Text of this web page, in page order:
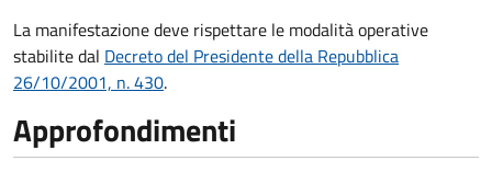
La manifestazione deve rispettare le modalità operative
stabilite dal Decreto del Presidente della Repubblica
26/10/2001, n. 430.
Approfondimenti